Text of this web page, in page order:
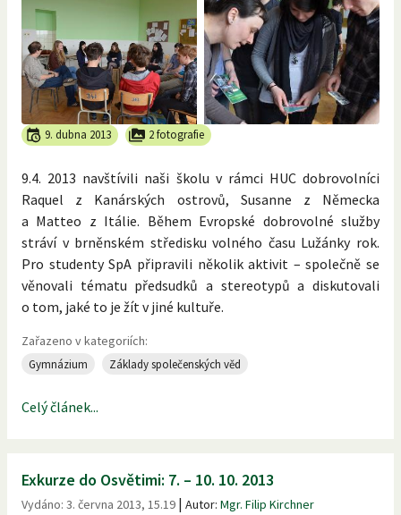
9. dubna 2013 2 fotografie
9.4. 2013 navštívili naši školu v rámci HUC dobrovolníci
Raquel z Kanárských ostrovů, Susanne z Německa
a Matteo z Itálie. Během Evropské dobrovolné služby
stráví v brněnském středisku volného času Lužánky rok.
Pro studenty SpA připravili několik aktivit – společně se
věnovali tématu předsudků a stereotypů a diskutovali
o tom, jaké to je žít v jiné kultuře.
Zařazeno v kategoriích:
Gymnázium Základy společenských věd
Celý článek...
Exkurze do Osvětimi: 7. – 10. 10. 2013
Vydáno: 3. června 2013, 15.19 | Autor: Mgr. Filip Kirchner